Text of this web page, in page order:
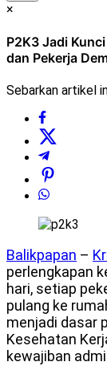
×
P2K3 Jadi
dan Pekerja
Sebarkan artikel
Balikpapan –
perlengkapan
hari, setiap
pulang ke
menjadi dasar
Kesehatan
kewajiban